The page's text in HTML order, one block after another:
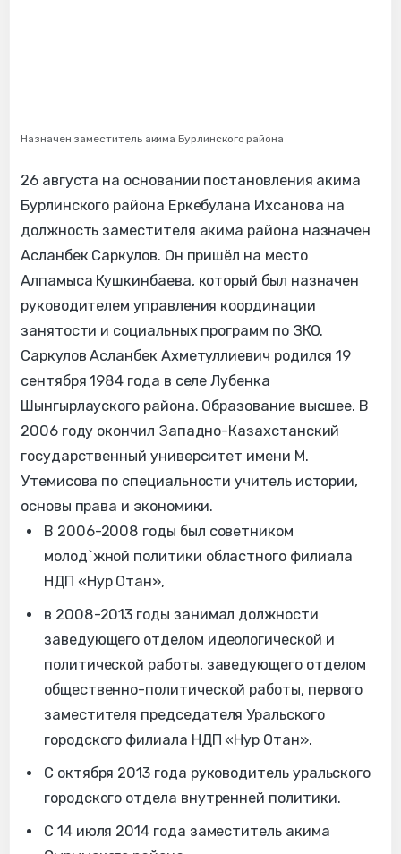
Назначен заместитель акима Бурлинского района
26 августа на основании постановления акима
Бурлинского района Еркебулана Ихсанова на
должность заместителя акима района назначен
Асланбек Саркулов. Он пришёл на место
Алпамыса Кушкинбаева, который был назначен
руководителем управления координации
занятости и социальных программ по ЗКО.
Саркулов Асланбек Ахметуллиевич родился 19
сентября 1984 года в селе Лубенка
Шынгырлауского района. Образование высшее. В
2006 году окончил Западно-Казахстанский
государственный университет имени М.
Утемисова по специальности учитель истории,
основы права и экономики.
В 2006-2008 годы был советником
молод`жной политики областного филиала
НДП «Нур Отан»,
в 2008-2013 годы занимал должности
заведующего отделом идеологической и
политической работы, заведующего отделом
общественно-политической работы, первого
заместителя председателя Уральского
городского филиала НДП «Нур Отан».
С октября 2013 года руководитель уральского
городского отдела внутренней политики.
С 14 июля 2014 года заместитель акима